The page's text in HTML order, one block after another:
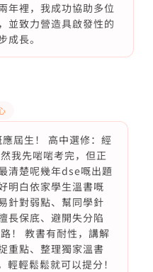
年裡，我成功協助多位
並致力營造具啟發性的
成長。
屆生！ 高中選修：經
我先啱啱考完，但正
清楚呢幾年dse嘅出題
明白依家學生溫書嘅
針對弱點、幫同學針
長保底、避開失分陷
！ 教書有耐性，講解
重點、整理獨家溫書
輕鬆鬆就可以提分！